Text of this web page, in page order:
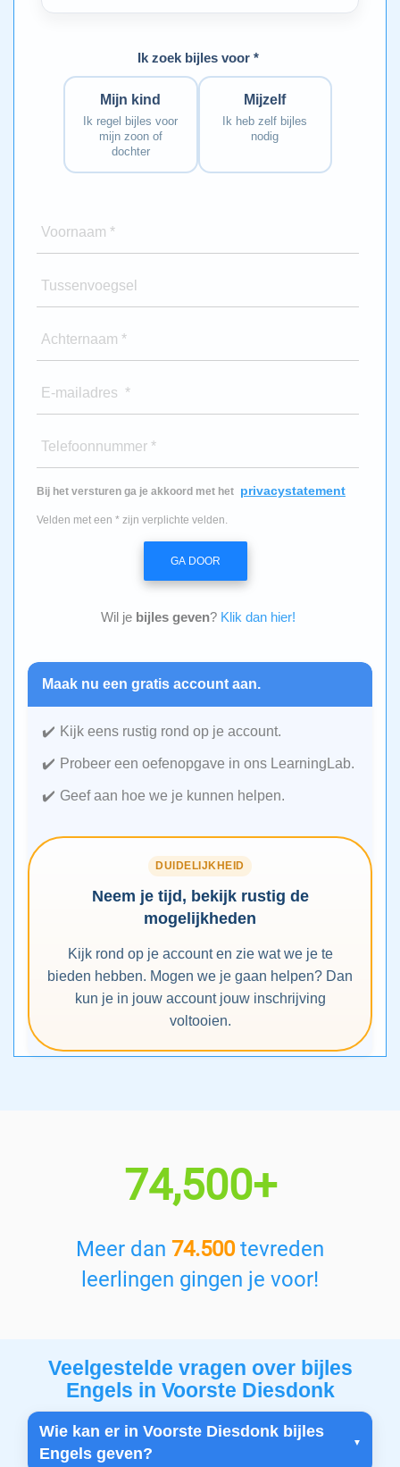
Ik zoek bijles voor *
Mijn kind
Ik regel bijles voor
mijn zoon of
dochter
Mijzelf
Ik heb zelf bijles
nodig
Voornaam *
Tussenvoegsel
Achternaam *
E-mailadres *
Telefoonnummer *
Bij het versturen ga je akkoord met het privacystatement
Velden met een * zijn verplichte velden.
GA DOOR
Wil je bijles geven? Klik dan hier!
Maak nu een gratis account aan.
Kijk eens rustig rond op je account.
Probeer een oefenopgave in ons LearningLab.
Geef aan hoe we je kunnen helpen.
DUIDELIJKHEID
Neem je tijd, bekijk rustig de
mogelijkheden
Kijk rond op je account en zie wat we je te
bieden hebben. Mogen we je gaan helpen? Dan
kun je in jouw account jouw inschrijving
voltooien.
74,500+
Meer dan 74.500tevreden
leerlingen gingen je voor!
Veelgestelde vragen over bijles
Engels in Voorste Diesdonk
Wie kan er in Voorste Diesdonk bijles
Engels geven?